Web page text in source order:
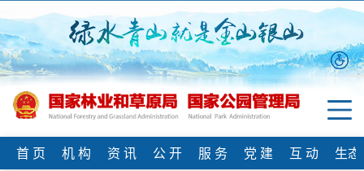
首 页 机 构 资 讯 公 开 服 务 党 建 互 动
生